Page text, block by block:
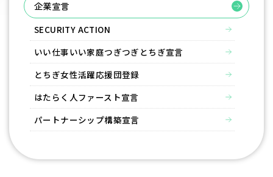
企業宣言
SECURITY ACTION
いい仕事いい家庭つぎつぎとちぎ宣言
とちぎ女性活躍応援団登録
はたらく⼈ファースト宣⾔
パートナーシップ構築宣言